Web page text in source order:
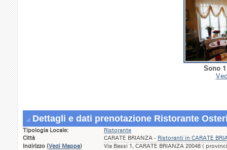
Sono
Dettagli e dati prenotazione Ristorante
Tipologia Locale:
Ristorante
Città
CARATE BRIANZA - Ristoranti in CARATE
Indirizzo (Vedi Mappa)
Via Bassi 1, CARATE BRIANZA 20048 (